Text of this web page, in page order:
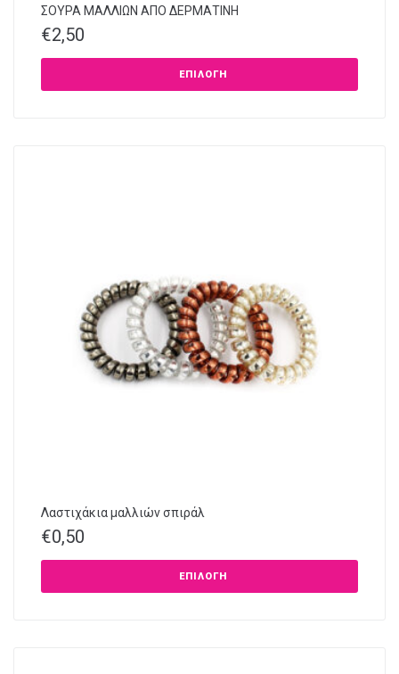
ΣΟΥΡΑ ΜΑΛΛΙΩΝ ΑΠΟ ΔΕΡΜΑΤΙΝΗ
€2,50
ΕΠΙΛΟΓΉ
Λαστιχάκια μαλλιών σπιράλ
€0,50
ΕΠΙΛΟΓΉ